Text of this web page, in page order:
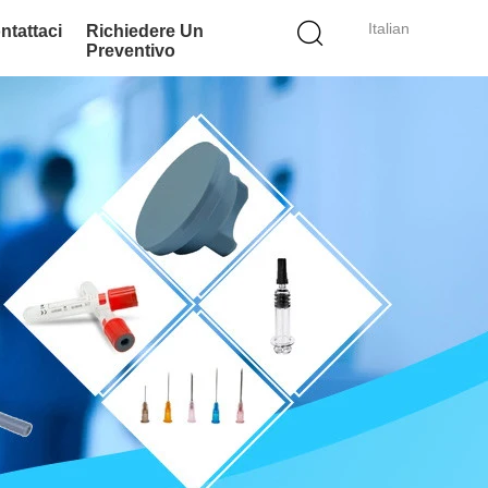
Italian
Richiedere Un
Preventivo